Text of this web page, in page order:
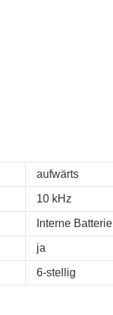
aufwärts
10 kHz
Interne Batterie
ja
6-stellig